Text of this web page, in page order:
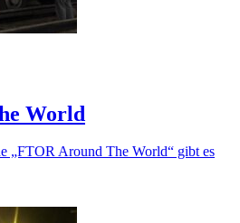
World
„FTOR Around The World“ gibt es